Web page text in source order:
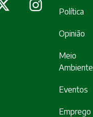
Política
Opinião
Meio
Ambiente
Eventos
Emprego